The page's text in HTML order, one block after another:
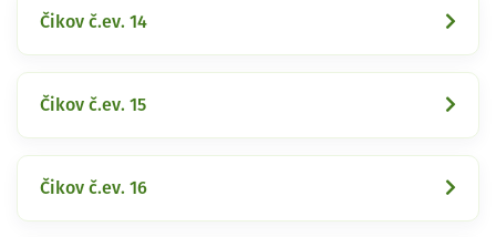
Čikov č.ev. 14
Čikov č.ev. 15
Čikov č.ev. 16